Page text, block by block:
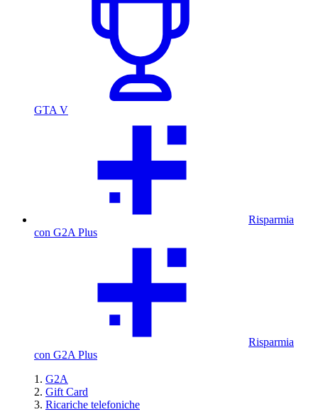
GTA V
Risparmia
con G2A Plus
Risparmia
con G2A Plus
G2A
Gift Card
Ricariche telefoniche